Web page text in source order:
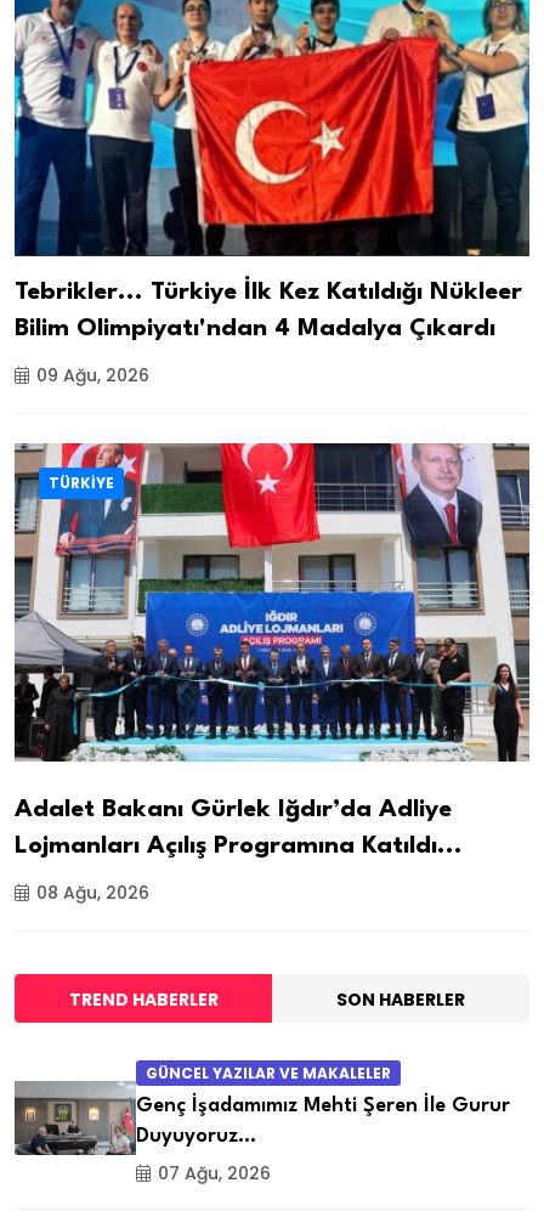
Tebrikler... Türkiye İlk Kez Katıldığı Nükleer
Bilim Olimpiyatı'ndan 4 Madalya Çıkardı
09 Ağu, 2026
TÜRKİYE
Adalet Bakanı Gürlek Iğdır’da Adliye
Lojmanları Açılış Programına Katıldı...
08 Ağu, 2026
TREND HABERLER SON HABERLER
GÜNCEL YAZILAR VE MAKALELER
Genç İşadamımız Mehti Şeren İle Gurur
Duyuyoruz…
07 Ağu, 2026